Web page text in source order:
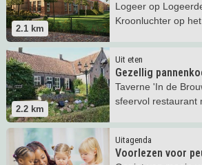
2.1 km
Logeer op
Kroonluchter op
2.2 km
Uit eten
Gezellig
Taverne 'In de
sfeervol restaurant
Lees meer Gezellig pannenkoeken eten!
Uitagenda
Voorlezen voor
Lees meer Voorlezen voor peuters